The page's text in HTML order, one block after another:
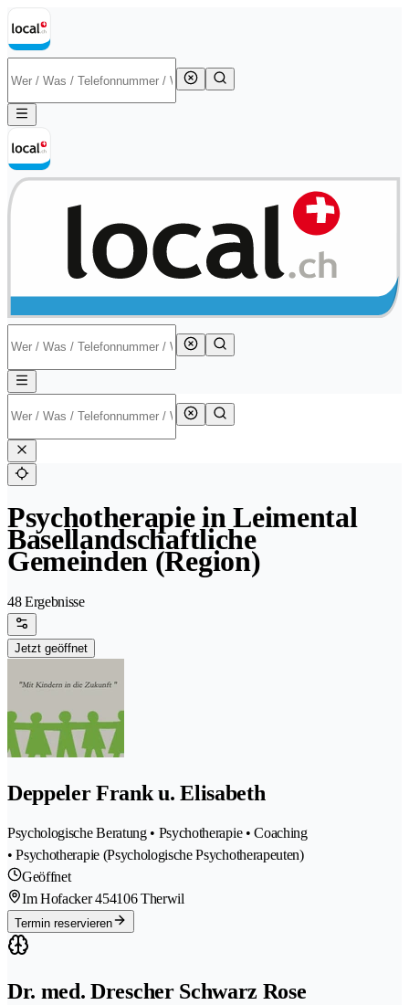
Psychotherapie in Leimental
Basellandschaftliche
Gemeinden (Region)
48 Ergebnisse
Jetzt geöffnet
Deppeler Frank u. Elisabeth
Psychologische Beratung • Psychotherapie • Coaching
• Psychotherapie (Psychologische Psychotherapeuten)
Geöffnet
Im Hofacker 454106 Therwil
Termin reservieren
Dr. med. Drescher Schwarz Rose